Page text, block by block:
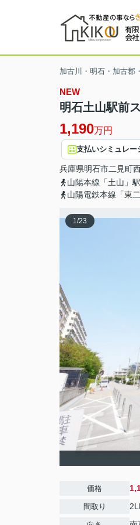
加古川・明石・加古郡
NEW
明石土山駅前
1,190万円
支払いシミュレー
兵庫県明石市二見町
山陽本線「土山」
山陽電鉄本線「東
1/23
価格
間取り